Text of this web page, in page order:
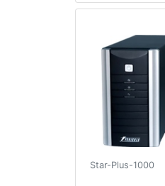
Star-Plus-1000